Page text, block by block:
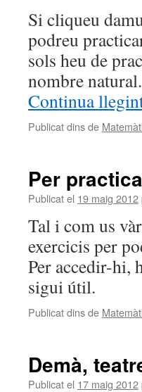
Si cliqueu
podreu
sols heu de
nombre
Continua
Publicat dins de
Per
Publicat el 19 maig 2012
Tal i com us
exercicis per
Per accedir-hi,
sigui útil.
Publicat dins de
Demà,
Publicat el 17 maig 2012